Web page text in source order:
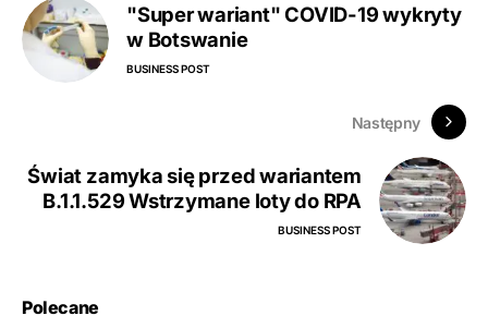
"Super wariant" COVID-19 wykryty
w Botswanie
BUSINESS POST
Następny
Świat zamyka się przed wariantem
B.1.1.529 Wstrzymane loty do RPA
BUSINESS POST
Polecane